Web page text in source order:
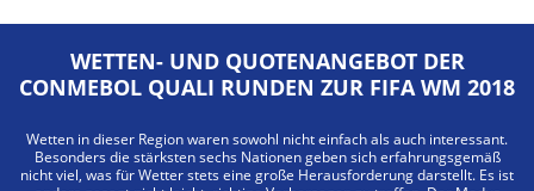
WETTEN- UND QUOTENANGEBOT DER
CONMEBOL QUALI RUNDEN ZUR FIFA WM 2018
Wetten in dieser Region waren sowohl nicht einfach als auch interessant.
Besonders die stärksten sechs Nationen geben sich erfahrungsgemäß
nicht viel, was für Wetter stets eine große Herausforderung darstellt. Es ist